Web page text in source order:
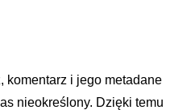
komentarz i jego metadane
nieokreślony. Dzięki temu